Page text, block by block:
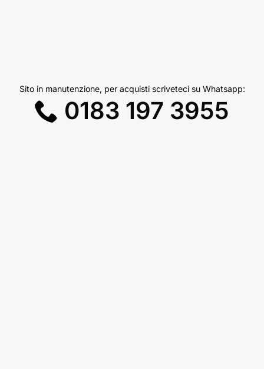
Sito in manutenzione, per acquisti scriveteci su Whatsapp:
0183 197 3955